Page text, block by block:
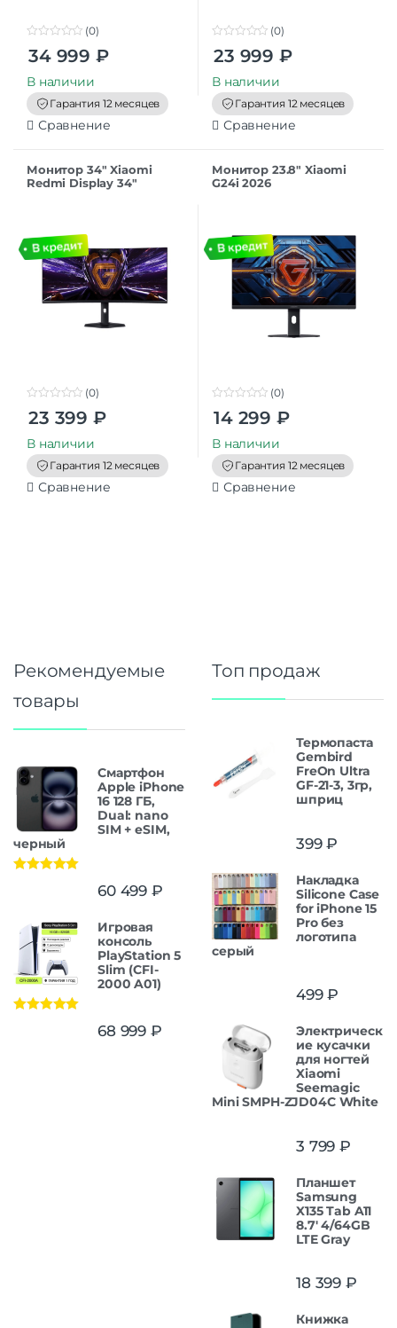
o
t
o
f
5
(0)
34 999 ₽
В наличии
Гарантия 12 месяцев
Сравнение
o
t
o
f
5
(0)
23 999 ₽
В наличии
Гарантия 12 месяцев
Сравнение
Монитор 34″ Xiaomi
Redmi Display 34″
o
t
o
f
5
(0)
23 399 ₽
В наличии
Гарантия 12 месяцев
Сравнение
Монитор 23.8″ Xiaomi
G24i 2026
t
o
f
5
(0)
14 299 ₽
В наличии
Гарантия 12 месяцев
Сравнение
Рекомендуемые
товары
Смартфон
Apple iPhone
16 128 ГБ,
Dual: nano
SIM + eSIM,
черный
60 499 ₽
Игровая
консоль
PlayStation 5
Slim (CFI-
2000 A01)
68 999 ₽
Топ продаж
Термопаста
Gembird
FreOn Ultra
GF-21-3, 3гр,
шприц
399₽
Накладка
Silicone Case
for iPhone 15
Pro без
логотипа
серый
499₽
Электрическ
ие кусачки
для ногтей
Xiaomi
Seemagic
Mini SMPH-ZJD04C White
3 799 ₽
Планшет
Samsung
X135 Tab A11
8.7' 4/64GB
LTE Gray
18 399 ₽
Книжка